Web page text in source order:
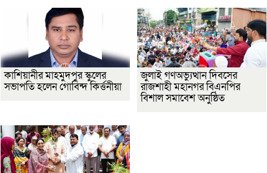
কাশিয়ানীর মাহমুদপুর স্কুলের
সভাপতি হলেন গোবিন্দ কির্ত্তনীয়া
জুলাই গণঅভ্যুত্থান দিবসের
রাজশাহী মহানগর বিএনপির
বিশাল সমাবেশ অনুষ্ঠিত